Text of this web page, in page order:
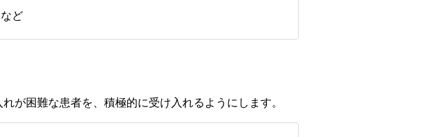
ど
が困難な患者を、積極的に受け入れるようにします。